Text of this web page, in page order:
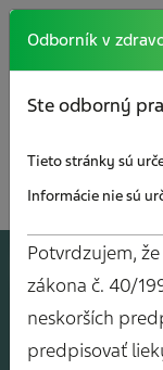
AJOV
Odborník v
Ste odborný
Tieto stránky sú
Informácie nie sú
Potvrdzujem,
zákona č. 40/
neskorších
predpisovať